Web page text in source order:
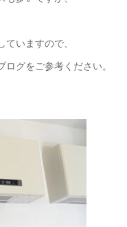
いますので、
グをご参考ください。